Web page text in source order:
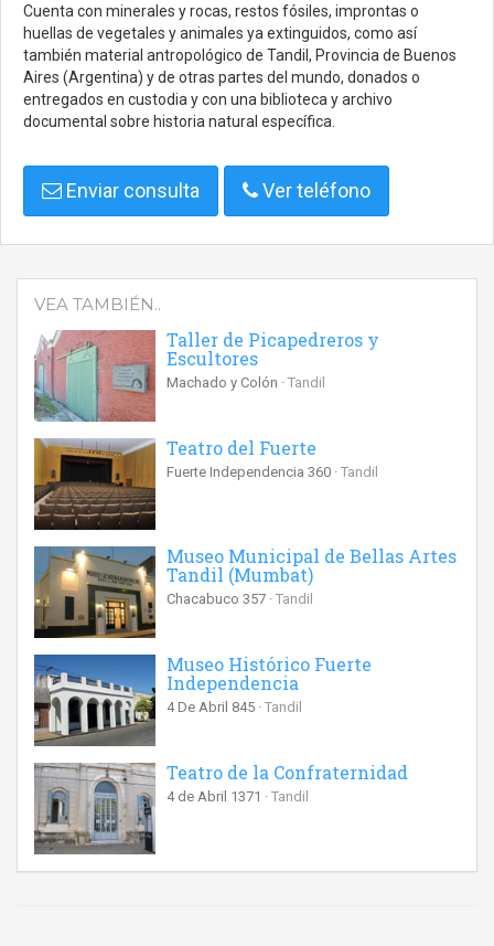
Cuenta con minerales y rocas, restos fósiles, improntas o
huellas de vegetales y animales ya extinguidos, como así
también material antropológico de Tandil, Provincia de Buenos
Aires (Argentina) y de otras partes del mundo, donados o
entregados en custodia y con una biblioteca y archivo
documental sobre historia natural específica.
Enviar consulta Ver teléfono
VEA TAMBIÉN..
Taller de Picapedreros y
Escultores
Machado y Colón Tandil
Teatro del Fuerte
Fuerte Independencia 360 Tandil
Museo Municipal de Bellas Artes
Tandil (Mumbat)
Chacabuco 357 Tandil
Museo Histórico Fuerte
Independencia
4 De Abril 845 Tandil
Teatro de la Confraternidad
4 de Abril 1371 Tandil